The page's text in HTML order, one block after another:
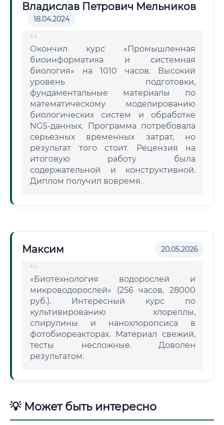
Владислав Петрович Мельников
18.04.2024
Окончил курс «Промышленная
биоинформатика и системная
биология» на 1010 часов. Высокий
уровень подготовки,
фундаментальные материалы по
математическому моделированию
биологических систем и обработке
NGS-данных. Программа потребовала
серьезных временных затрат, но
результат того стоит. Рецензия на
итоговую работу была
содержательной и конструктивной.
Диплом получил вовремя.
Максим 20.05.2026
«Биотехнология водорослей и
микроводорослей» (256 часов, 28000
руб.). Интересный курс по
культивированию хлореллы,
спирулины и нанохлоропсиса в
фотобиореакторах. Материал свежий,
тесты несложные. Доволен
результатом.
💡 Может быть интересно